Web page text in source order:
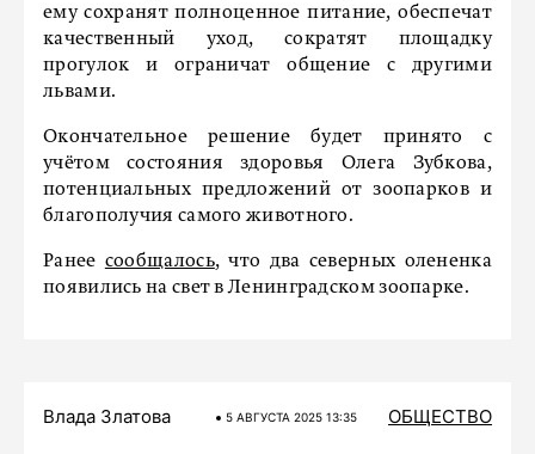
ему сохранят полноценное питание, обеспечат
качественный уход, сократят площадку
прогулок и ограничат общение с другими
львами.
Окончательное решение будет принято с
учётом состояния здоровья Олега Зубкова,
потенциальных предложений от зоопарков и
благополучия самого животного.
Ранее сообщалось, что два северных олененка
появились на свет в Ленинградском зоопарке.
Влада Златова 5 АВГУСТА 2025 13:35 ОБЩЕСТВО